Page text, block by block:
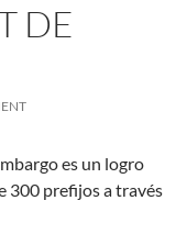
DE
es un logro
300 prefijos a través